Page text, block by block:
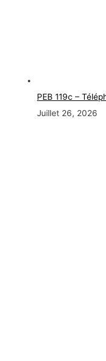
PEB 119c –
Juillet 26, 2026